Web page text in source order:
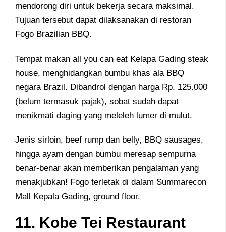
mendorong diri untuk bekerja secara maksimal.
Tujuan tersebut dapat dilaksanakan di restoran
Fogo Brazilian BBQ.
Tempat makan all you can eat Kelapa Gading steak
house, menghidangkan bumbu khas ala BBQ
negara Brazil. Dibandrol dengan harga Rp. 125.000
(belum termasuk pajak), sobat sudah dapat
menikmati daging yang meleleh lumer di mulut.
Jenis sirloin, beef rump dan belly, BBQ sausages,
hingga ayam dengan bumbu meresap sempurna
benar-benar akan memberikan pengalaman yang
menakjubkan! Fogo terletak di dalam Summarecon
Mall Kepala Gading, ground floor.
11. Kobe Tei Restaurant